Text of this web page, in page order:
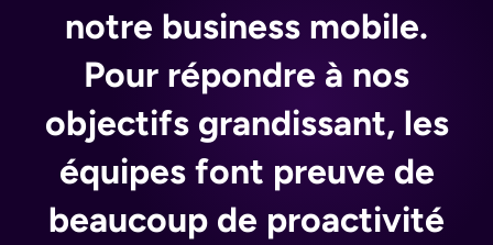
notre business mobile.
Pour répondre à nos
objectifs grandissant, les
équipes font preuve de
beaucoup de proactivité